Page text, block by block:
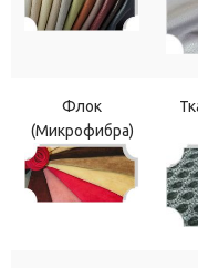
Флок
(Микрофибра)